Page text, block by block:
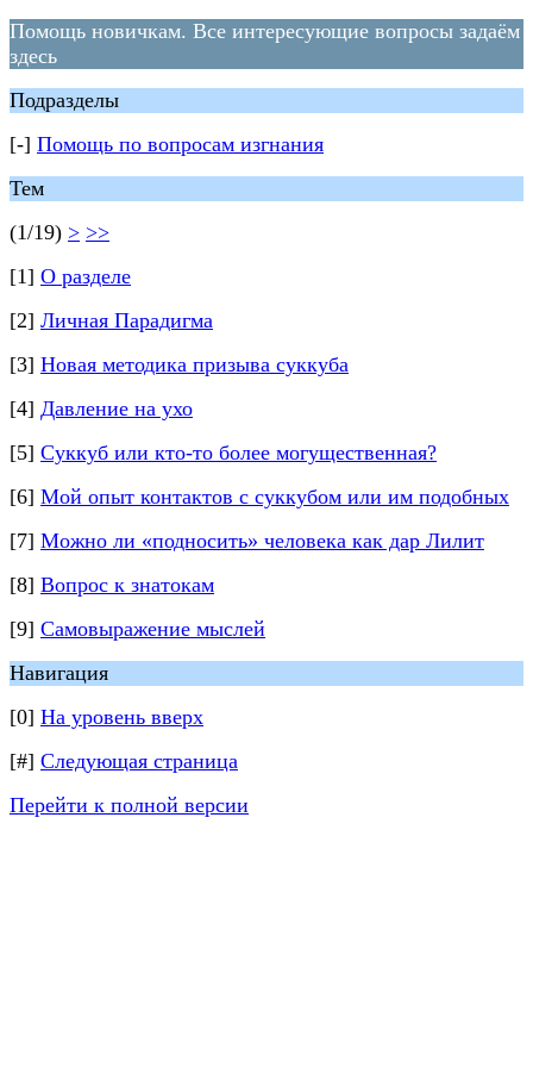
Помощь новичкам. Все интересующие вопросы задаём
здесь
Подразделы
[-] Помощь по вопросам изгнания
Тем
(1/19) > >>
[1] О разделе
[2] Личная Парадигма
[3] Новая методика призыва суккуба
[4] Давление на ухо
[5] Суккуб или кто-то более могущественная?
[6] Мой опыт контактов с суккубом или им подобных
[7] Можно ли «подносить» человека как дар Лилит
[8] Вопрос к знатокам
[9] Самовыражение мыслей
Навигация
[0] На уровень вверх
[#] Следующая страница
Перейти к полной версии